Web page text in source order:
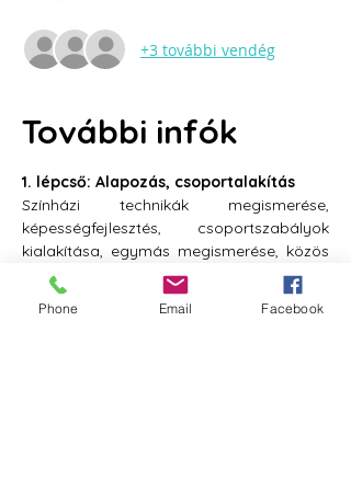
+3 további vendég
További infók
1. lépcső: Alapozás, csoportalakítás
Színházi technikák megismerése,
képességfejlesztés, csoportszabályok
kialakítása, egymás megismerése, közös
témák felfedezése. Sok-sok játék,
gyakorlat, módszer.
2. lépcső: Témaválasztás, mélyítés
Phone Email Facebook